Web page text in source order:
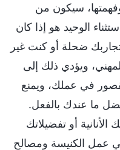
سيكون من
الوحيد هو إذا كان
ضحلة أو كنت غير
ويؤدي ذلك إلى
في عملك، ويمنع
ما عندك بالفعل.
أو تفضيلاتك
عمل الكنيسة ومصالح